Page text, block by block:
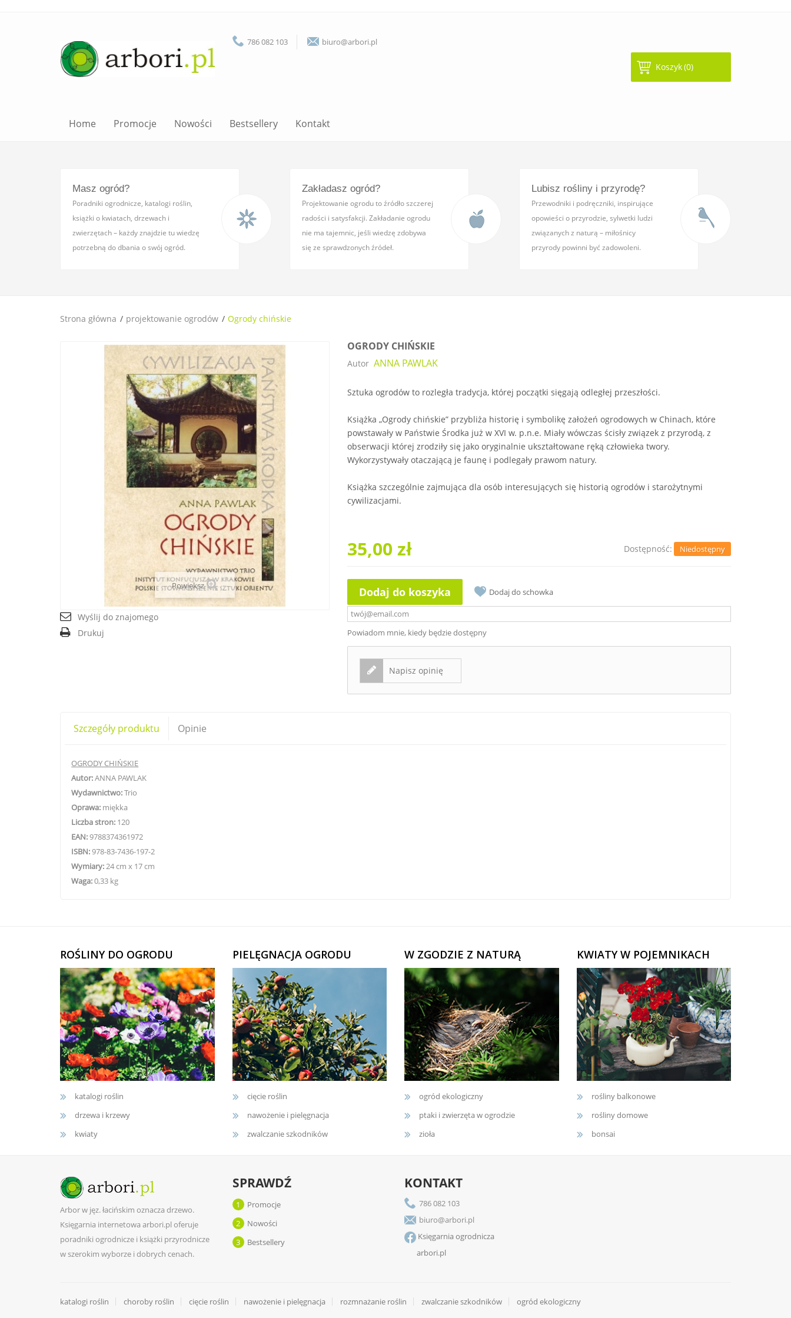
786 082 103 biuro@arbori.pl
Koszyk(0)
Home Promocje Nowości Bestsellery Kontakt
Masz ogród?
Poradniki ogrodnicze, katalogi roślin,
książki o kwiatach, drzewach i
zwierzętach – każdy znajdzie tu wiedzę
potrzebną do dbania o swój ogród.
Zakładasz ogród?
Projektowanie ogrodu to źródło szczerej
radości i satysfakcji. Zakładanie ogrodu
nie ma tajemnic, jeśli wiedzę zdobywa
się ze sprawdzonych źródeł.
Lubisz rośliny i przyrodę?
Przewodniki i podręczniki, inspirujące
opowieści o przyrodzie, sylwetki ludzi
związanych z naturą – miłośnicy
przyrody powinni być zadowoleni.
Strona główna projektowanie ogrodów Ogrody chińskie
Powiększ
Wyślij do znajomego
Drukuj
OGRODY CHIŃSKIE
Autor ANNA PAWLAK
Sztuka ogrodów to rozległa tradycja, której początki sięgają odległej przeszłości.
Książka „Ogrody chińskie” przybliża historię i symbolikę założeń ogrodowych w Chinach, które
powstawały w Państwie Środka już w XVI w. p.n.e. Miały wówczas ścisły związek z przyrodą, z
obserwacji której zrodziły się jako oryginalnie ukształtowane ręką człowieka twory.
Wykorzystywały otaczającą je faunę i podlegały prawom natury.
Książka szczególnie zajmująca dla osób interesujących się historią ogrodów i starożytnymi
cywilizacjami.
35,00 zł Dostępność: Niedostępny
Dodaj do koszyka Dodaj do schowka
Powiadom mnie, kiedy będzie dostępny
Napisz opinię
Szczegóły produktu Opinie
OGRODY CHIŃSKIE
Autor:ANNA PAWLAK
Wydawnictwo:Trio
Oprawa: miękka
Liczba stron: 120
EAN:9788374361972
ISBN:978-83-7436-197-2
Wymiary:24 cm x 17 cm
Waga:0,33 kg
ROŚLINY DO OGRODU
katalogi roślin
drzewa i krzewy
kwiaty
PIELĘGNACJA OGRODU
cięcie roślin
nawożenie i pielęgnacja
zwalczanie szkodników
W ZGODZIE Z NATURĄ
ogród ekologiczny
ptaki i zwierzęta w ogrodzie
zioła
KWIATY W POJEMNIKACH
rośliny balkonowe
rośliny domowe
bonsai
Arbor w jęz. łacińskim oznacza drzewo.
Księgarnia internetowa arbori.pl oferuje
poradniki ogrodnicze i książki przyrodnicze
w szerokim wyborze i dobrych cenach.
SPRAWDŹ
Promocje
1
Nowości
2
Bestsellery
3
KONTAKT
786 082 103
biuro@arbori.pl
Księgarnia ogrodnicza
arbori.pl
katalogi roślin choroby roślin cięcie roślin nawożenie i pielęgnacja rozmnażanie roślin zwalczanie szkodników ogród ekologiczny